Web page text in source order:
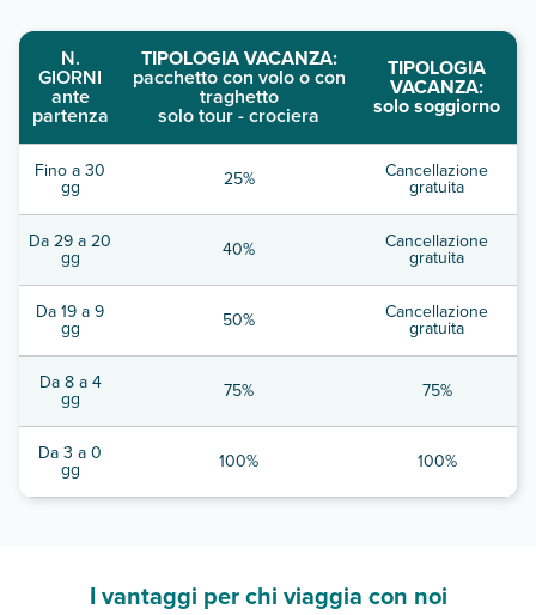
N.
GIORNI
ante
partenza
TIPOLOGIA VACANZA:
pacchetto con volo o con
traghetto
solo tour - crociera
TIPOLOGIA
VACANZA:
solo soggiorno
Fino a 30
gg 25% Cancellazione
gratuita
Da 29 a 20
gg 40% Cancellazione
gratuita
Da 19 a 9
gg 50% Cancellazione
gratuita
Da 8 a 4
gg 75% 75%
Da 3 a 0
gg 100% 100%
I vantaggi per chi viaggia con noi